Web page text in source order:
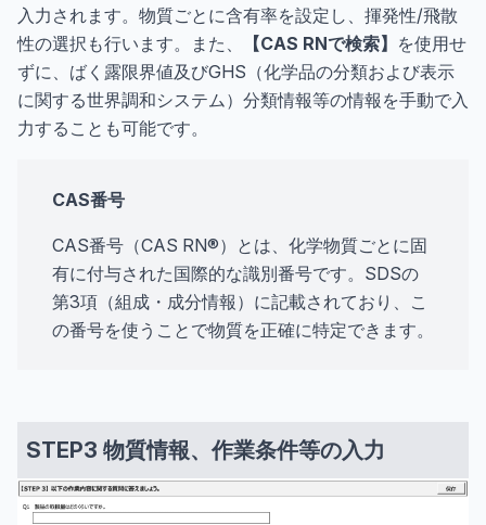
入力されます。物質ごとに含有率を設定し、揮発性/飛散
性の選択も行います。また、
【CAS RNで検索】 を使用せ
ずに、ばく露限界値及びGHS（化学品の分類および表示
に関する世界調和システム）分類情報等の情報を手動で入
力することも可能です。
CAS番号
CAS番号（CAS RN®）とは、化学物質ごとに固
有に付与された国際的な識別番号です。SDSの
第3項（組成・成分情報）に記載されており、こ
の番号を使うことで物質を正確に特定できます。
STEP3 物質情報、作業条件等の入力